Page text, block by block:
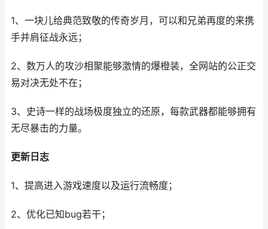
1、一块儿给典范致敬的传奇岁月，可以和兄弟再度的来携
手并肩征战永远；
2、数万人的攻沙相聚能够激情的爆橙装，全网站的公正交
易对决无处不在；
3、史诗一样的战场极度独立的还原，每款武器都能够拥有
无尽暴击的力量。
更新日志
1、提高进入游戏速度以及运行流畅度；
2、优化已知bug若干；